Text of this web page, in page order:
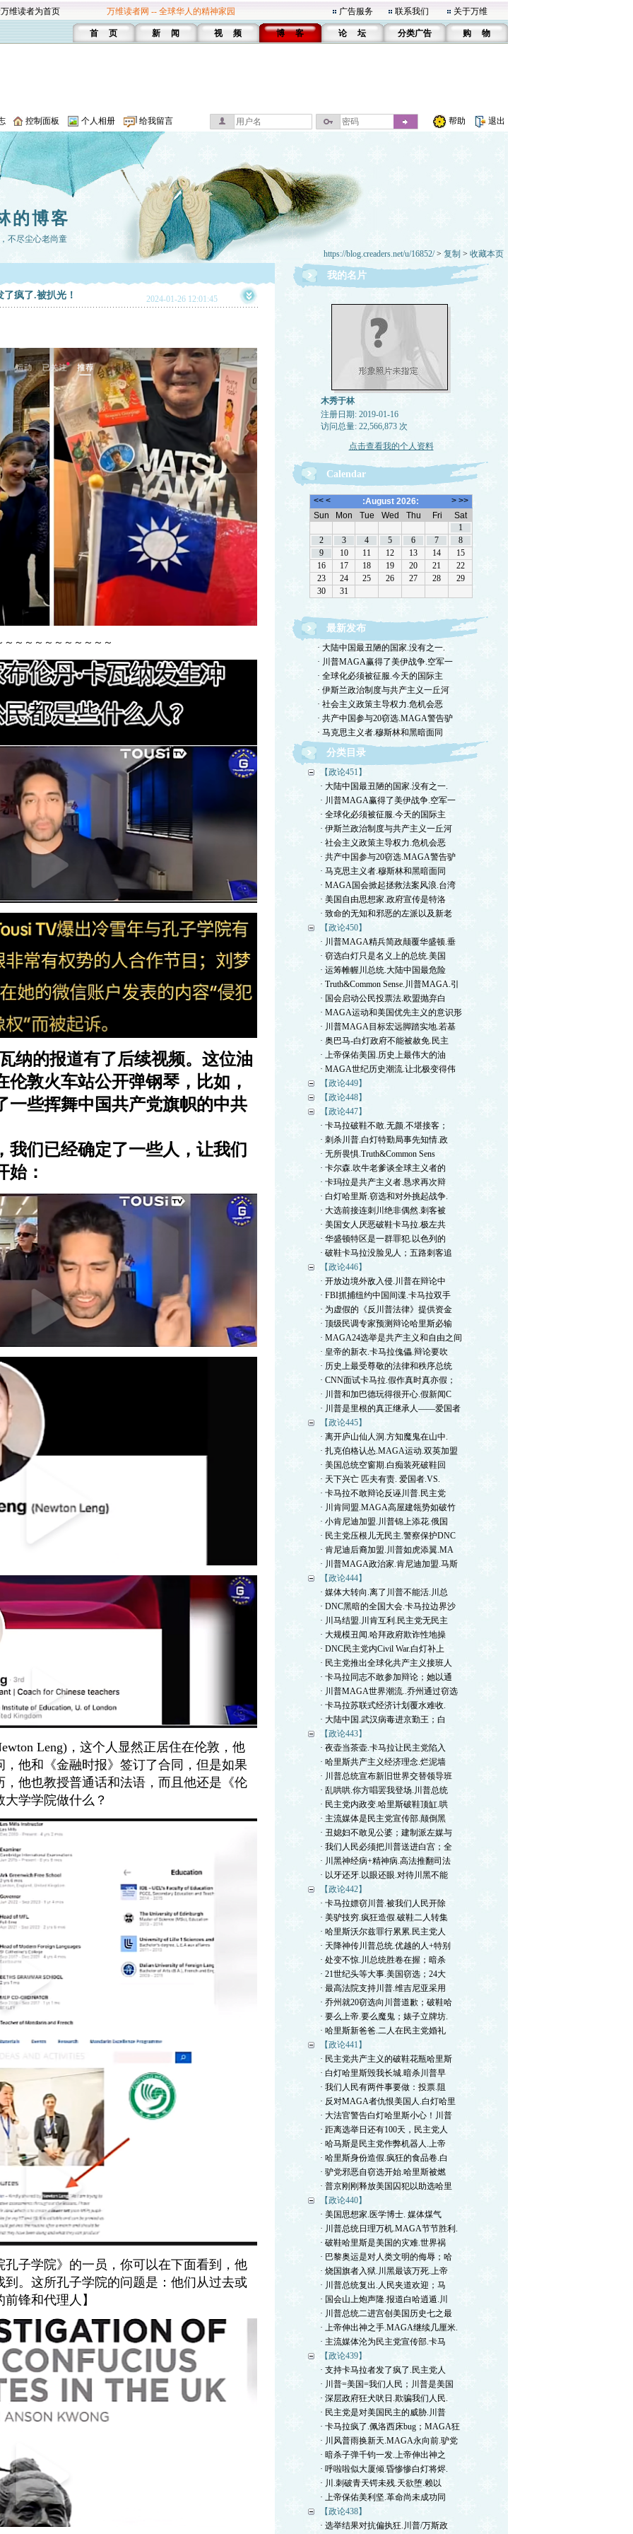
维读者为首页 万维读者网 -- 全球华人的精神家园 广告服务 联系我们 关于万维
首 页 新 闻 视 频 博 客 论 坛 分类广告 购 物
控制面板 个人相册 给我留言 帮助 退出
的博客
不尽尘心老尚童
https://blog.creaders.net/u/16852/> 复制 > 收藏本页
疯了.被扒光！ 2024-01-26 12:01:45
～～～～～～～～～～～
纳的报道有了后续视频。这位油
敦火车站公开弹钢琴，比如，
一些挥舞中国共产党旗帜的中共
我们已经确定了一些人，让我们
始：
Leng)，这个人显然正居住在伦敦，他
他和《金融时报》签订了合同，但是如果
他也教授普通话和法语，而且他还是《伦
学学院做什么？
子学院》的一员，你可以在下面看到，他
。这所孔子学院的问题是：他们从过去或
锋和代理人】
我的名片
木秀于林
注册日期: 2019-01-16
访问总量: 22,566,873 次
点击查看我的个人资料
Calendar
最新发布
· 大陆中国最丑陋的国家.没有之一.
· 川普MAGA赢得了美伊战争.空军一
· 全球化必须被征服.今天的国际主
· 伊斯兰政治制度与共产主义一丘河
· 社会主义政策主导权力.危机会恶
· 共产中国参与20窃选.MAGA警告驴
· 马克思主义者.穆斯林和黑暗面同
分类目录
【政论451】
· 大陆中国最丑陋的国家.没有之一.
· 川普MAGA赢得了美伊战争.空军一
· 全球化必须被征服.今天的国际主
· 伊斯兰政治制度与共产主义一丘河
· 社会主义政策主导权力.危机会恶
· 共产中国参与20窃选.MAGA警告驴
· 马克思主义者.穆斯林和黑暗面同
· MAGA国会掀起拯救法案风浪.台湾
· 美国自由思想家.政府宣传是特洛
· 致命的无知和邪恶的左派以及新老
【政论450】
· 川普MAGA精兵简政颠覆华盛顿.垂
· 窃选白灯只是名义上的总统.美国
· 运筹帷幄川总统.大陆中国最危险
· Truth&Common Sense.川普MAGA.引
· 国会启动公民投票法.欧盟抛弃白
· MAGA运动和美国优先主义的意识形
· 川普MAGA目标宏远脚踏实地.若基
· 奥巴马-白灯政府不能被赦免.民主
· 上帝保佑美国.历史上最伟大的油
· MAGA世纪历史潮流.让北极变得伟
【政论449】
【政论448】
【政论447】
· 卡马拉破鞋不敢.无颜.不堪接客；
· 刺杀川普.白灯特勤局事先知情.政
· 无所畏惧.Truth&Common Sens
· 卡尔森.吹牛老爹谈全球主义者的
· 卡玛拉是共产主义者.恳求再次辩
· 白灯哈里斯.窃选和对外挑起战争.
· 大选前接连刺川绝非偶然.刺客被
· 美国女人厌恶破鞋卡马拉.极左共
· 华盛顿特区是一群罪犯.以色列的
· 破鞋卡马拉没脸见人；五路刺客追
【政论446】
· 开放边境外敌入侵.川普在辩论中
· FBI抓捕纽约中国间谍.卡马拉双手
· 为虚假的《反川普法律》提供资金
· 顶级民调专家预测辩论哈里斯必输
· MAGA24选举是共产主义和自由之间
· 皇帝的新衣.卡马拉傀儡.辩论要吹
· 历史上最受尊敬的法律和秩序总统
· CNN面试卡马拉.假作真时真亦假；
· 川普和加巴德玩得很开心.假新闻C
· 川普是里根的真正继承人——爱国者
【政论445】
· 离开庐山仙人洞.方知魔鬼在山中.
· 扎克伯格认怂.MAGA运动.双英加盟
· 美国总统空窗期.白痴装死破鞋回
· 天下兴亡 匹夫有责. 爱国者.VS.
· 卡马拉不敢辩论反诬川普.民主党
· 川肯同盟.MAGA高屋建瓴势如破竹
· 小肯尼迪加盟.川普锦上添花.俄国
· 民主党压根儿无民主.警察保护DNC
· 肯尼迪后裔加盟.川普如虎添翼.MA
· 川普MAGA政治家.肯尼迪加盟.马斯
【政论444】
· 媒体大转向.离了川普不能活.川总
· DNC黑暗的全国大会.卡马拉边界沙
· 川马结盟.川肯互利.民主党无民主
· 大规模丑闻.哈拜政府欺诈性地操
· DNC民主党内Civil War.白灯补上
· 民主党推出全球化共产主义接班人
· 卡马拉同志不敢参加辩论；她以通
· 川普MAGA世界潮流..乔州通过窃选
· 卡马拉苏联式经济计划覆水难收.
· 大陆中国.武汉病毒进京勤王；白
【政论443】
· 夜壶当茶壶.卡马拉让民主党陷入
· 哈里斯共产主义经济理念.烂泥墙
· 川普总统宣布新旧世界交替领导班
· 乱哄哄.你方唱罢我登场.川普总统
· 民主党内政变.哈里斯破鞋顶缸.哄
· 主流媒体是民主党宣传部.颠倒黑
· 丑媳妇不敢见公婆；建制派左媒与
· 我们人民必须把川普送进白宫；全
· 川黑神经病+精神病.高法推翻司法
· 以牙还牙.以眼还眼.对待川黑不能
【政论442】
· 卡马拉嫖窃川普.被我们人民开除
· 美驴技穷.疯狂造假.破鞋二人转集
· 哈里斯沃尔兹罪行累累.民主党人
· 天降神传川普总统.优越的人+特别
· 处变不惊.川总统胜卷在握；暗杀
· 21世纪头等大事.美国窃选；24大
· 最高法院支持川普.维吉尼亚采用
· 乔州就20窃选向川普道歉；破鞋哈
· 要么上帝.要么魔鬼；婊子立牌坊.
· 哈里斯新爸爸.二人在民主党婚礼
【政论441】
· 民主党共产主义的破鞋花瓶哈里斯
· 白灯哈里斯毁我长城.暗杀川普早
· 我们人民有两件事要做：投票.阻
· 反对MAGA者仇恨美国人.白灯哈里
· 大法官警告白灯哈里斯小心！川普
· 距离选举日还有100天，民主党人
· 哈马斯是民主党作弊机器人.上帝
· 哈里斯身份造假.疯狂的食品卷.白
· 驴党邪恶自窃选开始.哈里斯被燃
· 普京刚刚释放美国囚犯以助选哈里
【政论440】
· 美国思想家.医学博士. 媒体煤气
· 川普总统日理万机.MAGA节节胜利.
· 破鞋哈里斯是美国的灾难.世界祸
· 巴黎奥运是对人类文明的侮辱；哈
· 烧国旗者入狱.川黑最该万死.上帝
· 川普总统复出.人民夹道欢迎；马
· 国会山上炮声隆.报道白哈逍遁.川
· 川普总统二进宫创美国历史七之最
· 上帝伸出神之手.MAGA继续几厘米.
· 主流媒体沦为民主党宣传部.卡马
【政论439】
· 支持卡马拉者发了疯了.民主党人
· 川普=美国=我们人民；川普是美国
· 深层政府狂犬吠日.欺骗我们人民.
· 民主党是对美国民主的威胁.川普
· 卡马拉疯了.佩洛西床bug；MAGA狂
· 川风普雨换新天.MAGA永向前.驴党
· 暗杀子弹千钧一发.上帝伸出神之
· 呼啦啦似大厦倾.昏惨惨白灯将烬.
· 川.刺破青天锷未残.天欲堕.赖以
· 上帝保佑美利坚.革命尚未成功同
【政论438】
· 选举结果对抗偏执狂.川普/万斯政